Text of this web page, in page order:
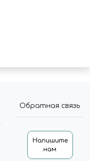
Обратная связь
Напишите
нам